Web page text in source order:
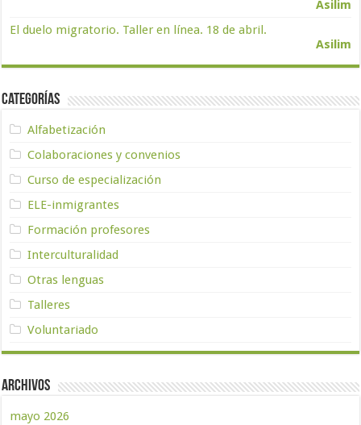
Asilim
El duelo migratorio. Taller en línea. 18 de abril.
Asilim
Categorías
Alfabetización
Colaboraciones y convenios
Curso de especialización
ELE-inmigrantes
Formación profesores
Interculturalidad
Otras lenguas
Talleres
Voluntariado
Archivos
mayo 2026